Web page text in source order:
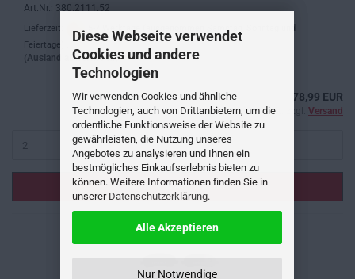
Diese Webseite verwendet
Cookies und andere
Technologien
Wir verwenden Cookies und ähnliche
Technologien, auch von Drittanbietern, um die
ordentliche Funktionsweise der Website zu
gewährleisten, die Nutzung unseres
Angebotes zu analysieren und Ihnen ein
bestmögliches Einkaufserlebnis bieten zu
können. Weitere Informationen finden Sie in
unserer Datenschutzerklärung.
Alle Akzeptieren
Nur Notwendige
Art.Nr.: 380.2111.52
Lieferzeit:
5-7 Werktage (ausgenommen Samstag, Sonntag und
Feiertage) .
(Ausland abweichend)
78,99 EUR
inkl. 19% MwSt. zzgl. Versand
IN DEN WARENKORB